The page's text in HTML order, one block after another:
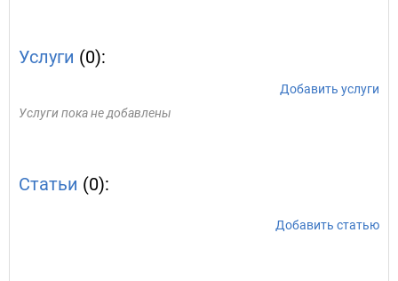
Услуги (0):
Добавить услуги
Услуги пока не добавлены
Статьи (0):
Добавить статью